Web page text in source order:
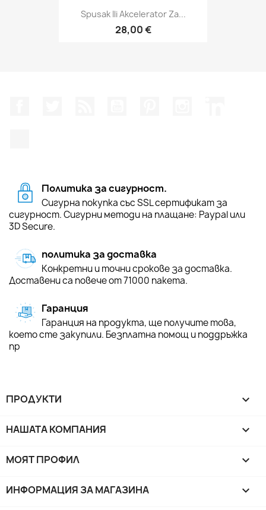
Spusak Ili Akcelerator Za...
28,00 €
Политика за сигурност.
Сигурна покупка със SSL сертификат за
сигурност. Сигурни методи на плащане: Paypal или
3D Secure.
политика за доставка
Конкретни и точни срокове за доставка.
Доставени са повече от 71000 пакета.
Гаранция
Гаранция на продукта, ще получите това,
което сте закупили. Безплатна помощ и поддръжка
пр
ПРОДУКТИ 
НАШАТА КОМПАНИЯ 
МОЯТ ПРОФИЛ 
ИНФОРМАЦИЯ ЗА МАГАЗИНА keyboard_arrow_down